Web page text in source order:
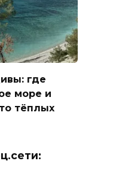
где
море и
тёплых